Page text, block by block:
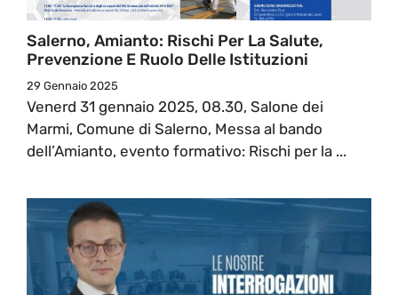
Salerno, Amianto: Rischi Per La Salute,
Prevenzione E Ruolo Delle Istituzioni
29 Gennaio 2025
Venerd 31 gennaio 2025, 08.30, Salone dei
Marmi, Comune di Salerno, Messa al bando
dell’Amianto, evento formativo: Rischi per la ...